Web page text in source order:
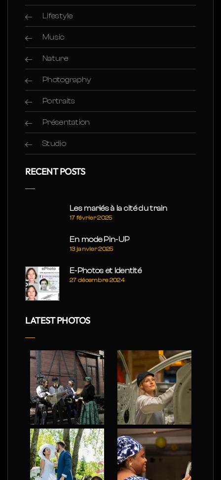
Lifestyle
Music
Nature
Photography
Portraits
Présentation
Studio
RECENT POSTS
Les mariés à la cité du train
17 février 2025
En mode Pin-UP
13 janvier 2025
E-Photos et Identité
27 décembre 2024
LATEST PHOTOS